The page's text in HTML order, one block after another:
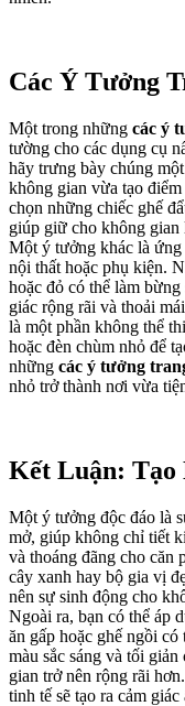
Các Ý Tưởng
Một trong những các ý
tường cho các dụng cụ
hãy trưng bày chúng
không gian vừa tạo
chọn những chiếc ghế
giúp giữ cho không gian
Một ý tưởng khác là ứng
nội thất hoặc phụ kiện.
hoặc đỏ có thể làm
giác rộng rãi và thoải
là một phần không thể
hoặc đèn chùm nhỏ để
những các ý tưởng
nhỏ trở thành nơi vừa
Kết Luận: Tạo
Một ý tưởng độc đáo là
mở, giúp không chỉ tiết
và thoáng đãng cho căn
cây xanh hay bộ gia vị
nên sự sinh động cho
Ngoài ra, bạn có thể áp
ăn gấp hoặc ghế ngồi
màu sắc sáng và tối
gian trở nên rộng rãi
tinh tế sẽ tạo ra cảm